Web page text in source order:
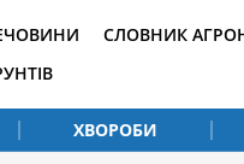
СЛОВНИК
ХВОРОБИ